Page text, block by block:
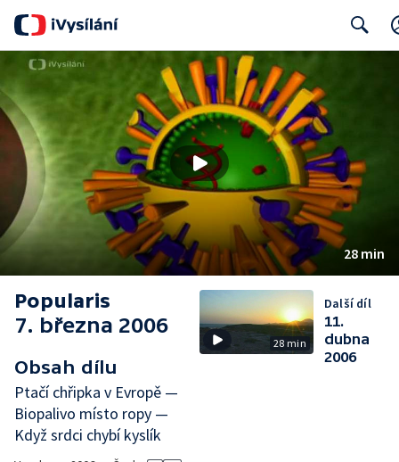
28 min
Popularis
7. března 2006
Obsah dílu
Ptačí chřipka v Evropě —
Biopalivo místo ropy —
Když srdci chybí kyslík
28 min
Další díl
11.
dubna
2006